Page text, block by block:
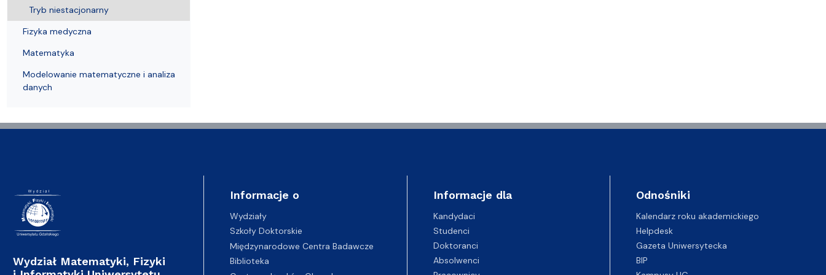
Tryb niestacjonarny
Fizyka medyczna
Matematyka
Modelowanie matematyczne i analiza
danych
Wydział Matematyki, Fizyki
Informacje o
Wydziały
Szkoły Doktorskie
Międzynarodowe Centra Badawcze
Biblioteka
Informacje dla
Kandydaci
Studenci
Doktoranci
Absolwenci
Odnośniki
Kalendarz roku akademickiego
Helpdesk
Gazeta Uniwersytecka
BIP